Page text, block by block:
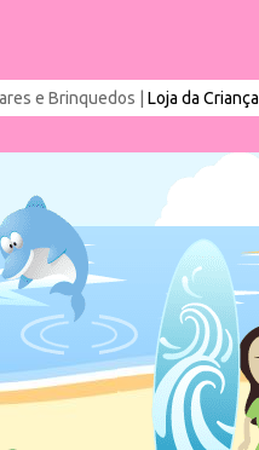
e Brinquedos | Loja da Criança